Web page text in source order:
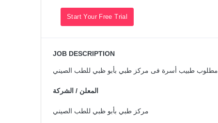
Start Your Free Trial
JOB DESCRIPTION
مطلوب طبيب أسرة فى مركز طبي بأبو ظبي للطب الصيني
المعلن / الشركة
مركز طبي بأبو ظبي للطب الصيني